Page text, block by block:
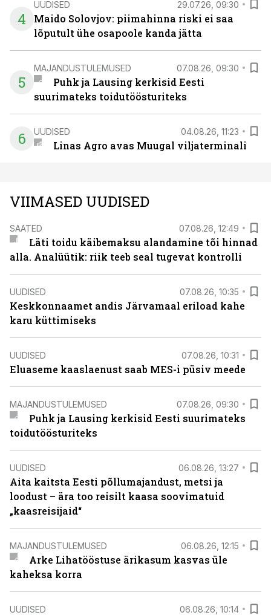
4
UUDISED 29.07.26, 09:30
Maido Solovjov: piimahinna riski ei saa
lõputult ühe osapoole kanda jätta
5
MAJANDUSTULEMUSED 07.08.26, 09:30
Puhk ja Lausing kerkisid Eesti
suurimateks toidutöösturiteks
6 UUDISED 04.08.26, 11:23
Linas Agro avas Muugal viljaterminali
VIIMASED UUDISED
SAATED 07.08.26, 12:49
Läti toidu käibemaksu alandamine tõi hinnad
alla. Analüütik: riik teeb seal tugevat kontrolli
UUDISED 07.08.26, 10:35
Keskkonnaamet andis Järvamaal eriload kahe
karu küttimiseks
UUDISED 07.08.26, 10:31
Eluaseme kaaslaenust saab MES-i püsiv meede
MAJANDUSTULEMUSED 07.08.26, 09:30
Puhk ja Lausing kerkisid Eesti suurimateks
toidutöösturiteks
UUDISED 06.08.26, 13:27
Aita kaitsta Eesti põllumajandust, metsi ja
loodust – ära too reisilt kaasa soovimatuid
„kaasreisijaid“
MAJANDUSTULEMUSED 06.08.26, 12:15
Arke Lihatööstuse ärikasum kasvas üle
kaheksa korra
UUDISED 06.08.26, 10:14